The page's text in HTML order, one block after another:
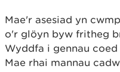
Mae'r asesiad yn
o'r glöyn byw fritheg
Wyddfa i gennau
Mae rhai mannau